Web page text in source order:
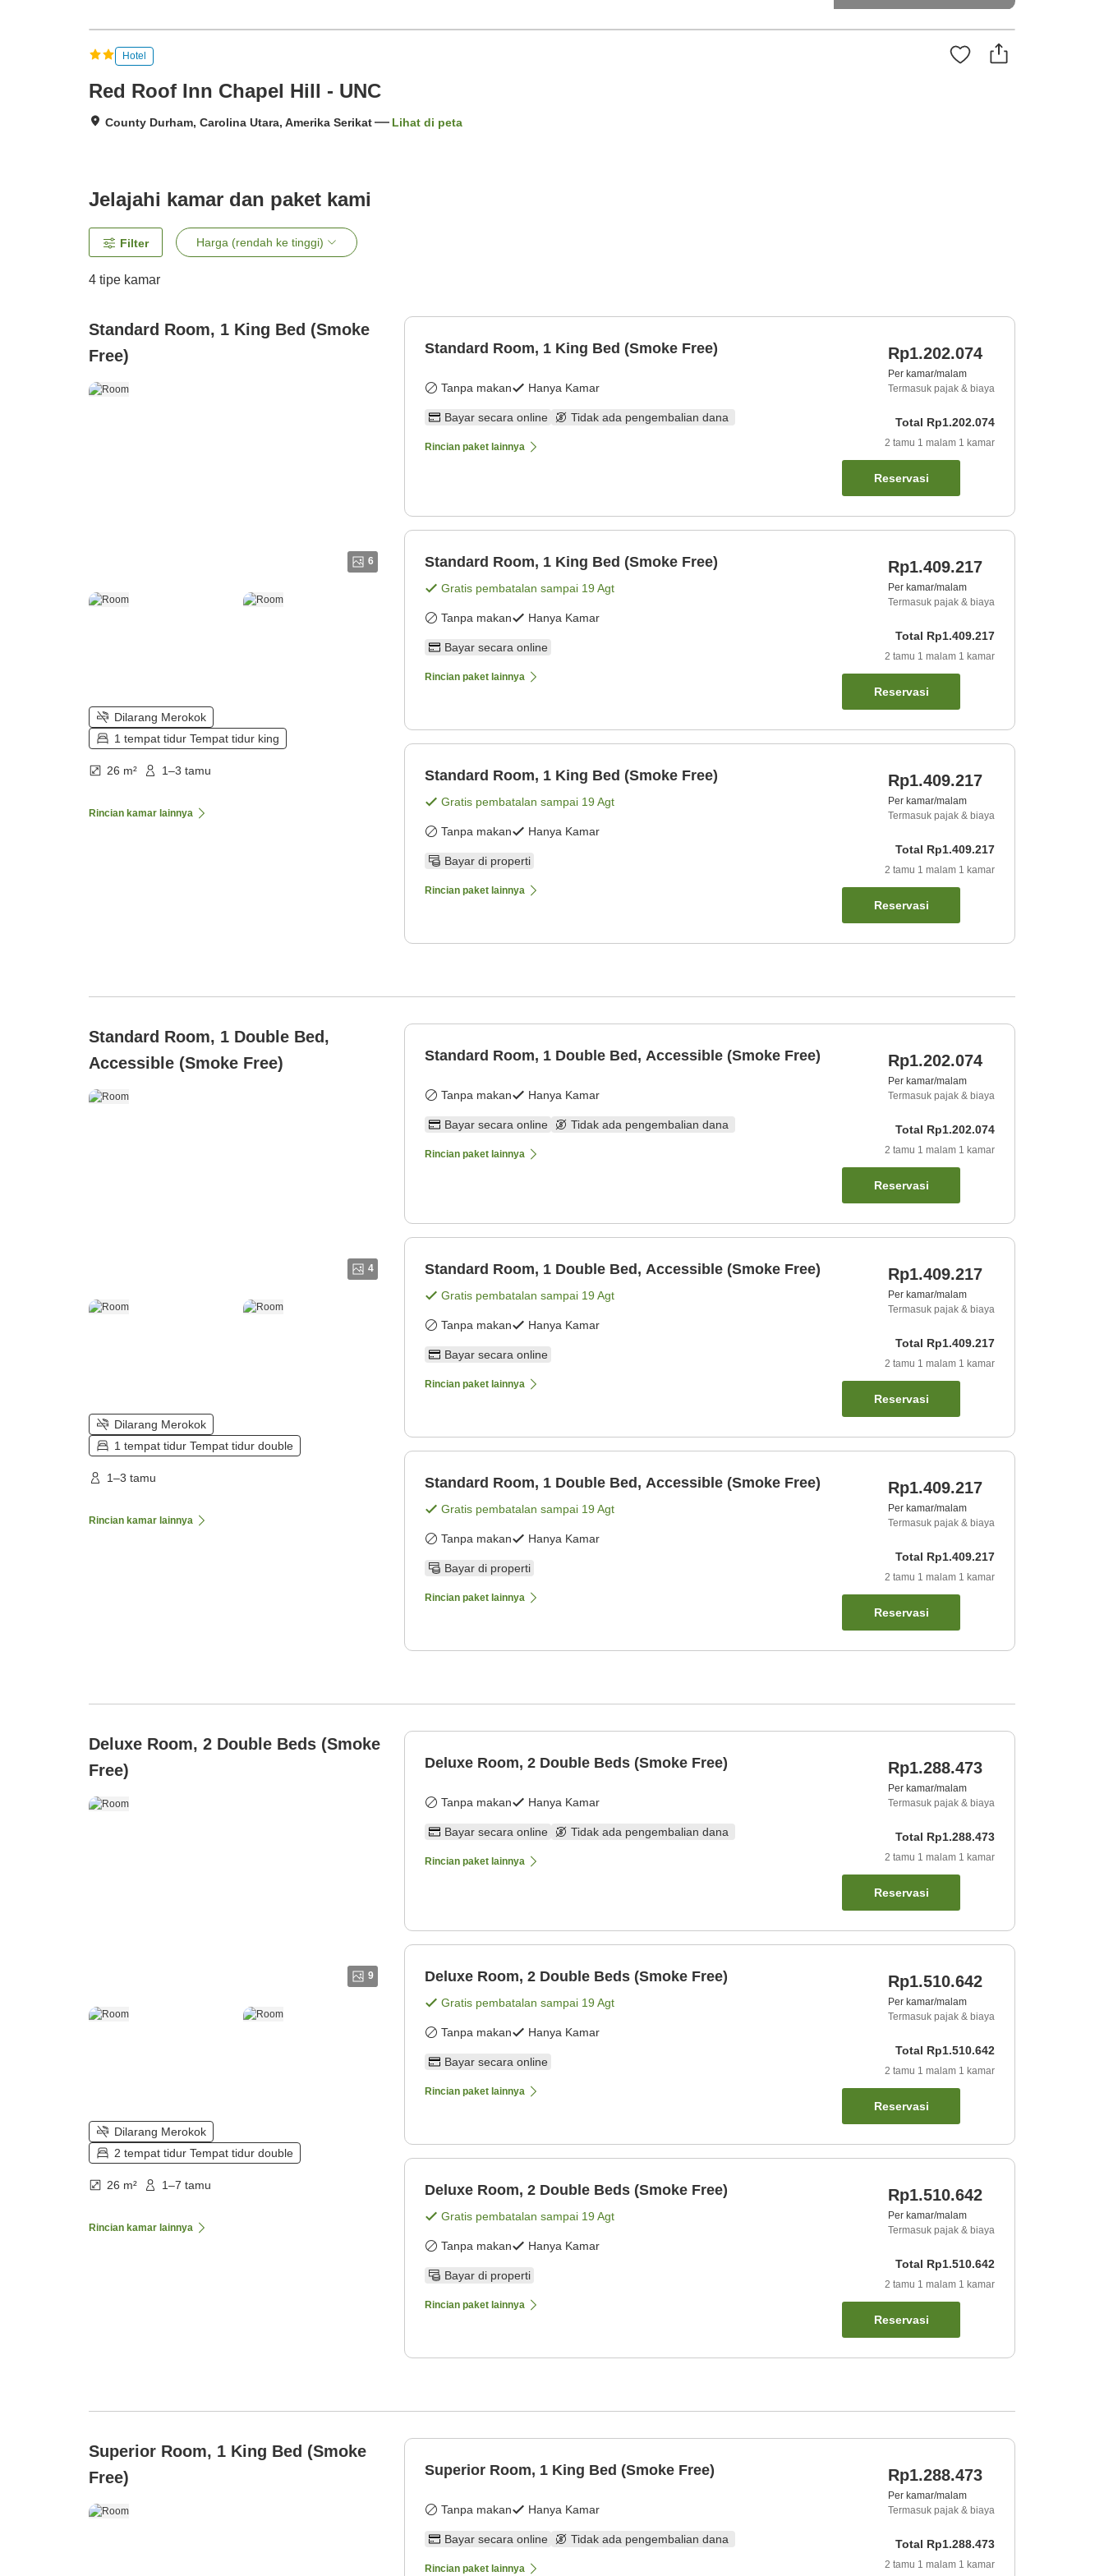
Hotel
Red Roof Inn Chapel Hill - UNC
County Durham, Carolina Utara, Amerika Serikat Lihat di peta
Jelajahi kamar dan paket kami
Filter Harga (rendah ke tinggi)
4 tipe kamar
Standard Room, 1 King Bed (Smoke
Free)
6
Dilarang Merokok
1 tempat tidur Tempat tidur king
26 m² 1–3 tamu
Rincian kamar lainnya
Standard Room, 1 King Bed (Smoke Free)
Tanpa makan Hanya Kamar
Bayar secara online Tidak ada pengembalian dana
Rincian paket lainnya
Rp1.202.074
Per kamar/malam
Termasuk pajak & biaya
Total Rp1.202.074
2 tamu 1 malam 1 kamar
Reservasi
Standard Room, 1 King Bed (Smoke Free)
Gratis pembatalan sampai 19 Agt
Tanpa makan Hanya Kamar
Bayar secara online
Rincian paket lainnya
Rp1.409.217
Per kamar/malam
Termasuk pajak & biaya
Total Rp1.409.217
2 tamu 1 malam 1 kamar
Reservasi
Standard Room, 1 King Bed (Smoke Free)
Gratis pembatalan sampai 19 Agt
Tanpa makan Hanya Kamar
Bayar di properti
Rincian paket lainnya
Rp1.409.217
Per kamar/malam
Termasuk pajak & biaya
Total Rp1.409.217
2 tamu 1 malam 1 kamar
Reservasi
Standard Room, 1 Double Bed,
Accessible (Smoke Free)
4
Dilarang Merokok
1 tempat tidur Tempat tidur double
1–3 tamu
Rincian kamar lainnya
Standard Room, 1 Double Bed, Accessible (Smoke Free)
Tanpa makan Hanya Kamar
Bayar secara online Tidak ada pengembalian dana
Rincian paket lainnya
Rp1.202.074
Per kamar/malam
Termasuk pajak & biaya
Total Rp1.202.074
2 tamu 1 malam 1 kamar
Reservasi
Standard Room, 1 Double Bed, Accessible (Smoke Free)
Gratis pembatalan sampai 19 Agt
Tanpa makan Hanya Kamar
Bayar secara online
Rincian paket lainnya
Rp1.409.217
Per kamar/malam
Termasuk pajak & biaya
Total Rp1.409.217
2 tamu 1 malam 1 kamar
Reservasi
Standard Room, 1 Double Bed, Accessible (Smoke Free)
Gratis pembatalan sampai 19 Agt
Tanpa makan Hanya Kamar
Bayar di properti
Rincian paket lainnya
Rp1.409.217
Per kamar/malam
Termasuk pajak & biaya
Total Rp1.409.217
2 tamu 1 malam 1 kamar
Reservasi
Deluxe Room, 2 Double Beds (Smoke
Free)
9
Dilarang Merokok
2 tempat tidur Tempat tidur double
26 m² 1–7 tamu
Rincian kamar lainnya
Deluxe Room, 2 Double Beds (Smoke Free)
Tanpa makan Hanya Kamar
Bayar secara online Tidak ada pengembalian dana
Rincian paket lainnya
Rp1.288.473
Per kamar/malam
Termasuk pajak & biaya
Total Rp1.288.473
2 tamu 1 malam 1 kamar
Reservasi
Deluxe Room, 2 Double Beds (Smoke Free)
Gratis pembatalan sampai 19 Agt
Tanpa makan Hanya Kamar
Bayar secara online
Rincian paket lainnya
Rp1.510.642
Per kamar/malam
Termasuk pajak & biaya
Total Rp1.510.642
2 tamu 1 malam 1 kamar
Reservasi
Deluxe Room, 2 Double Beds (Smoke Free)
Gratis pembatalan sampai 19 Agt
Tanpa makan Hanya Kamar
Bayar di properti
Rincian paket lainnya
Rp1.510.642
Per kamar/malam
Termasuk pajak & biaya
Total Rp1.510.642
2 tamu 1 malam 1 kamar
Reservasi
Superior Room, 1 King Bed (Smoke
Free)
Superior Room, 1 King Bed (Smoke Free)
Tanpa makan Hanya Kamar
Bayar secara online Tidak ada pengembalian dana
Rincian paket lainnya
Rp1.288.473
Per kamar/malam
Termasuk pajak & biaya
Total Rp1.288.473
2 tamu 1 malam 1 kamar